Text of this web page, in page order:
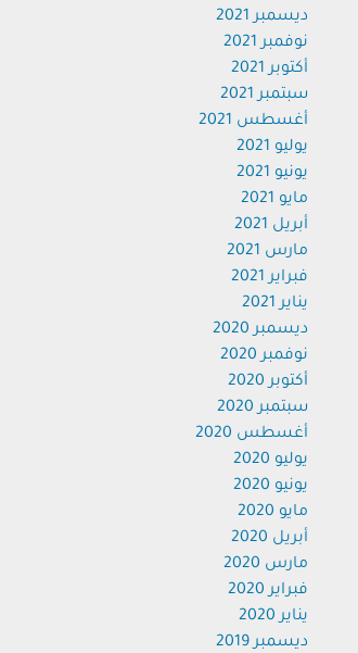
ديسمبر 2021
نوفمبر 2021
أكتوبر 2021
سبتمبر 2021
أغسطس 2021
يوليو 2021
يونيو 2021
مايو 2021
أبريل 2021
مارس 2021
فبراير 2021
يناير 2021
ديسمبر 2020
نوفمبر 2020
أكتوبر 2020
سبتمبر 2020
أغسطس 2020
يوليو 2020
يونيو 2020
مايو 2020
أبريل 2020
مارس 2020
فبراير 2020
يناير 2020
ديسمبر 2019